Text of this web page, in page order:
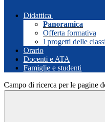
Didattica
Panoramica
Offerta formativa
I progetti delle classi
Orario
Docenti e ATA
Famiglie e studenti
Campo di ricerca per le pagine